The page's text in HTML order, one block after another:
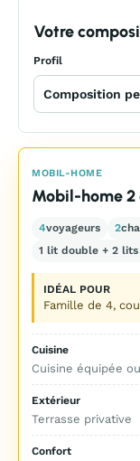
Votre
Profil
MOBIL-HOME
Mobil-home 2
4voyageurs 2
1 lit double + 2
IDÉAL POUR
Famille de 4,
Cuisine
Cuisine équipée
Extérieur
Terrasse privative
Confort